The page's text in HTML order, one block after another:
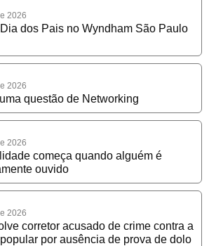
2026
dos Pais no Wyndham São Paulo
2026
questão de Networking
2026
começa quando alguém é
ouvido
2026
corretor acusado de crime contra a
por ausência de prova de dolo